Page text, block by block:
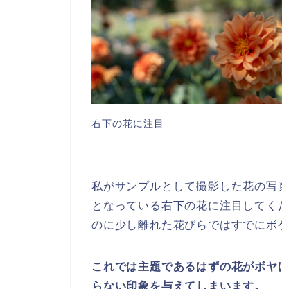
右下の花に注目
私がサンプルとして撮影した花の
となっている右下の花に注目して
のに少し離れた花びらではすでにボ
これでは主題であるはずの花がボ
らない印象を与えてしまいます。